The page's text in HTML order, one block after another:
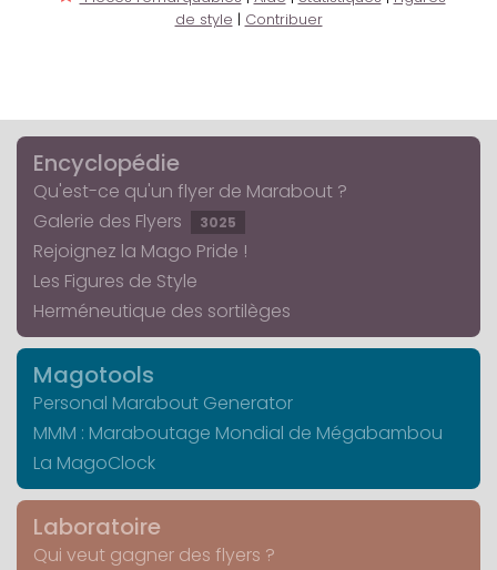
de style | Contribuer
Encyclopédie
Qu'est-ce qu'un flyer de Marabout ?
Galerie des Flyers
3025
Rejoignez la Mago Pride !
Les Figures de Style
Herméneutique des sortilèges
Magotools
Personal Marabout Generator
MMM : Maraboutage Mondial de Mégabambou
La MagoClock
Laboratoire
Qui veut gagner des flyers ?